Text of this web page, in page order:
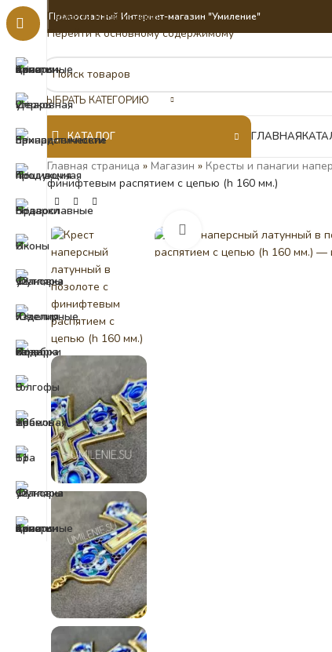
Перейти к навигации
Перейти к основному содержимому
Православный Интернет-магазин "Умиление"
ВЫБРАТЬ КАТЕГОРИЮ
КАТАЛОГ ГЛАВНАЯ
Главная страница » Магазин » Кресты и панагии
финифтевым распятием с цепью (h 160 мм.)
Нажмите, чтобы увеличить